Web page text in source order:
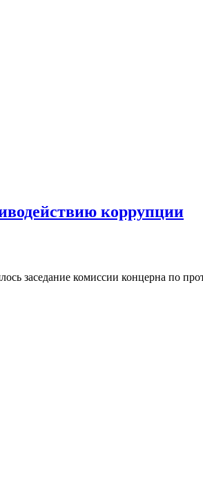
коррупции
заседание комиссии концерна по